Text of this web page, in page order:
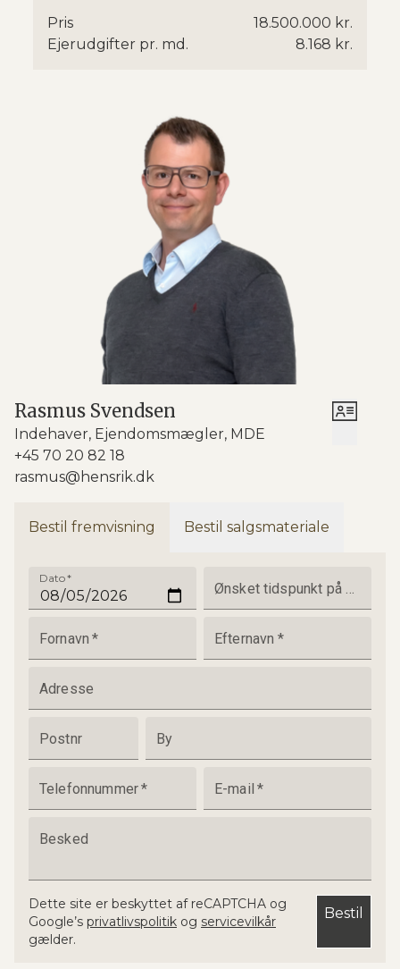
Pris
18.500.000 kr.
Ejerudgifter pr. md.
8.168 kr.
Rasmus Svendsen
Indehaver, Ejendomsmægler, MDE
+45 70 20 82 18
rasmus@hensrik.dk
Bestil fremvisning Bestil salgsmateriale
Dato*
Ønsket tidspunkt på dagen
Fornavn * Efternavn *
Adresse
Postnr By
Telefonnummer* E-mail *
Besked
Dette site er beskyttet af reCAPTCHA og
Google’s privatlivspolitik og servicevilkår
gælder.
Bestil